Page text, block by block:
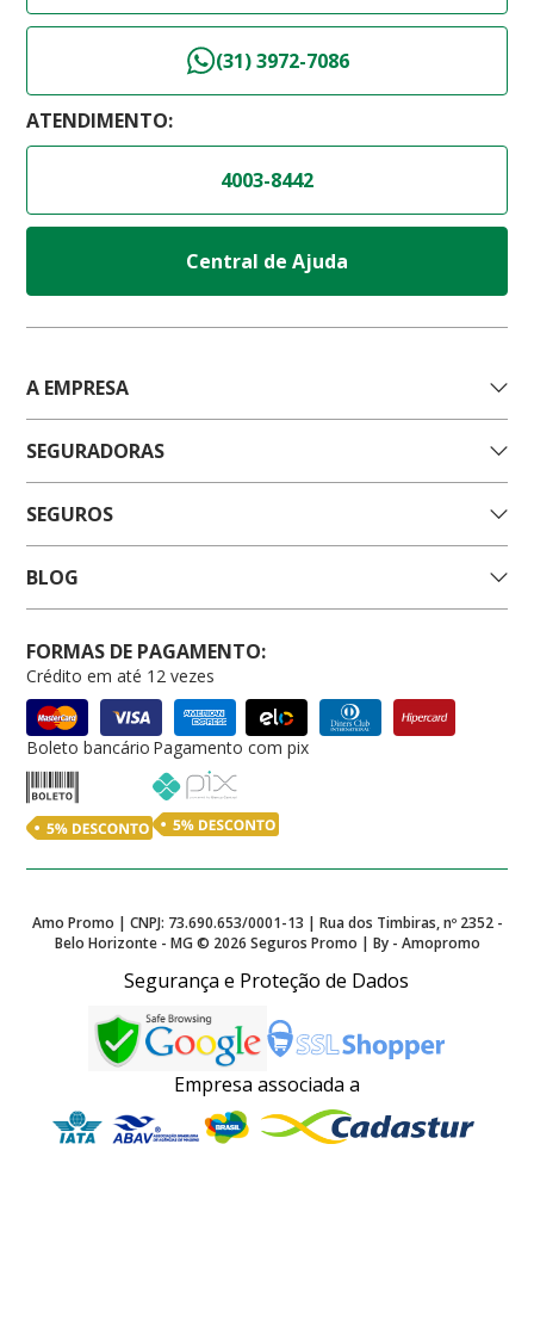
(31) 3972-7086
ATENDIMENTO:
4003-8442
Central de Ajuda
A EMPRESA
SEGURADORAS
SEGUROS
BLOG
FORMAS DE PAGAMENTO:
Crédito em até 12 vezes
Boleto bancário Pagamento com pix
Amo Promo | CNPJ: 73.690.653/0001-13 | Rua dos Timbiras, nº 2352 -
Belo Horizonte - MG © 2026 Seguros Promo | By - Amopromo
Segurança e Proteção de Dados
Empresa associada a